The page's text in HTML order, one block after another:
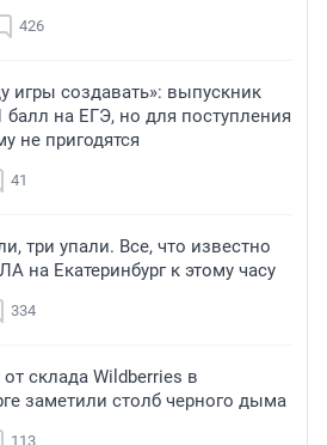
426
игры создавать»: выпускник
балл на ЕГЭ, но для поступления
не пригодятся
41
три упали. Все, что известно
на Екатеринбург к этому часу
334
склада Wildberries в
заметили столб черного дыма
113